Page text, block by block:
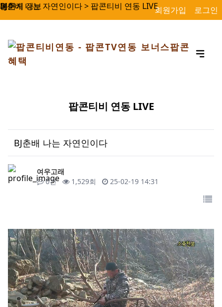
BJ춘배 나는 자연인이다 > 팝콘티비 연동 LIVE회원가입 로그인
팝콘티비 연동 LIVE
BJ춘배 나는 자연인이다
페이지 정보
작성자
여우고래
댓글0건 조회1,529회 작성일
25-02-19 14:31
본문